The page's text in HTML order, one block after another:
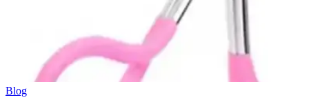
Blog